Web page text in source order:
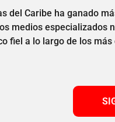
del Caribe ha ganado
medios especializados
fiel a lo largo de los más